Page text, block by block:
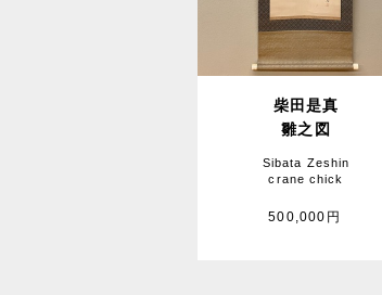
柴田是真
雛之図
Sibata Zeshin
crane chick
500,000円